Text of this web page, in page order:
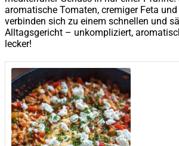
aromatische Tomaten, cremiger Feta
verbinden sich zu einem schnellen und
Alltagsgericht – unkompliziert,
lecker!